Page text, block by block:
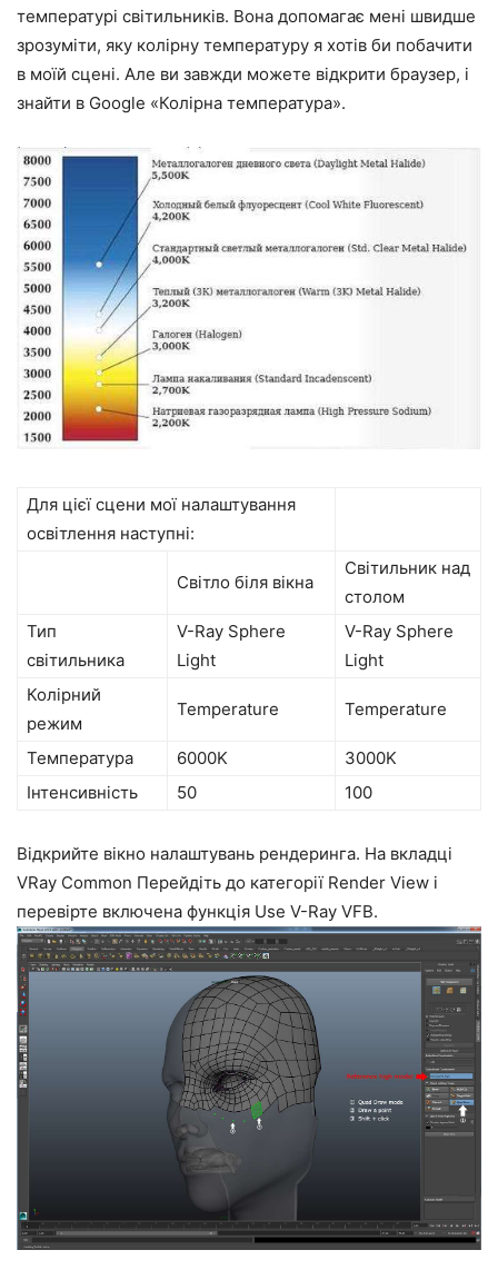
температурі світильників. Вона допомагає мені швидше
зрозуміти, яку колірну температуру я хотів би побачити
в моїй сцені. Але ви завжди можете відкрити браузер, і
знайти в Google «Колірна температура».
Для цієї сцени мої налаштування
освітлення наступні:
Світло біля вікна
Світильник над
столом
Тип
світильника
V-Ray Sphere
Light
V-Ray Sphere
Light
Колірний
режим
Temperature Temperature
Температура 6000K
3000K
Інтенсивність
50 100
Відкрийте вікно налаштувань рендеринга. На вкладці
VRay Common Перейдіть до категорії Render View і
перевірте включена функція Use V-Ray VFB.